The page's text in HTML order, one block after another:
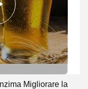
Migliorare la